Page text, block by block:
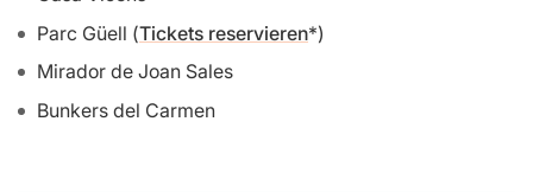
Parc Güell (Tickets reservieren )
Mirador de Joan Sales
Bunkers del Carmen